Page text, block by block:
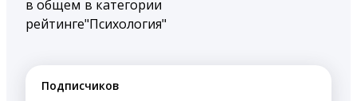
в общем
рейтинге
в категории
"Психология"
Подписчиков